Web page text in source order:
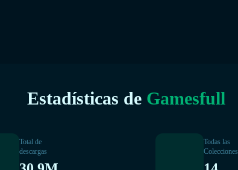
Estadísticas de Gamesfull
Total de
descargas
Todas las
Colecciones